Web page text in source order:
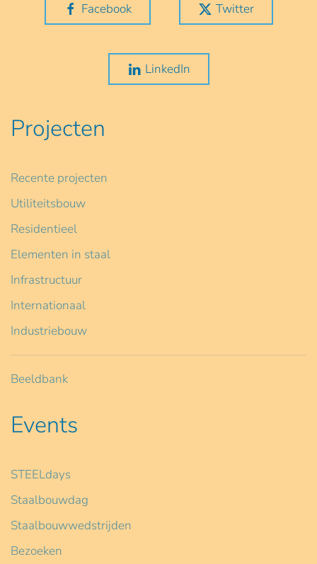
Facebook Twitter
LinkedIn
Projecten
Recente projecten
Utiliteitsbouw
Residentieel
Elementen in staal
Infrastructuur
Internationaal
Industriebouw
Beeldbank
Events
STEELdays
Staalbouwdag
Staalbouwwedstrijden
Bezoeken